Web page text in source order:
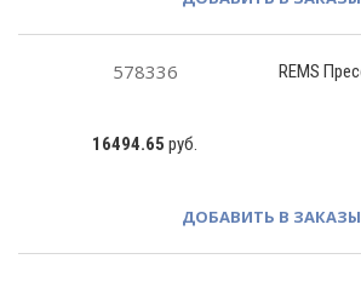
578336 REMS
16494.65 руб.
ДОБАВИТЬ В ЗАКАЗЫ